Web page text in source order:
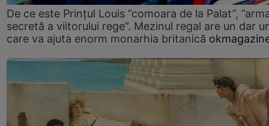
De ce este Prințul Louis ”comoara de la Palat”,
secretă a viitorului rege”. Mezinul regal are un dar
care va ajuta enorm monarhia britanică